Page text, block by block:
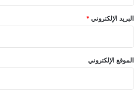
ا
ي
ي
ا
البريد الإلكتروني*
الموقع الإلكتروني